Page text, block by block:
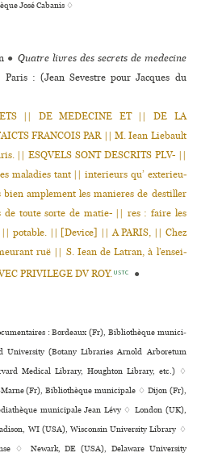
José Cabanis ♢
● Quatre livres des secrets de medecine
Paris : (Jean Sevestre pour Jacques du
|| DE MEDECINE ET || DE LA
FRANCOIS PAR || M. Iean Liebault
|| ESQVELS SONT DESCRITS PLV- ||
mala­dies tant || inte­rieurs qu’ exte­rieu­
ample­ment les manie­res de des­tiller
de toute sorte de matie- || res : faire les
|| pota­ble. || [Device] || A PARIS, || Chez
ruë || S. Iean de Latran, à l’ensei­
PRIVILEGE DV ROY. USTC ●
: Bordeaux (Fr), Bibliothèque muni­ci­
(Botany Libraries Arnold Arboretum
Medical Library, Houghton Library, etc.) ♢
Marne (Fr), Bibliothèque muni­ci­pale ♢ Dijon (Fr),
muni­ci­pale Jean Lévy ♢ London (UK),
WI (USA), Wisconsin University Library ♢
♢ Newark, DE (USA), Delaware University